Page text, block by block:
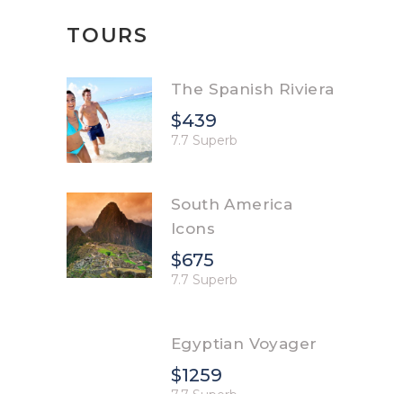
TOURS
The Spanish Riviera
$439
7.7 Superb
South America
Icons
$675
7.7 Superb
Egyptian Voyager
$1259